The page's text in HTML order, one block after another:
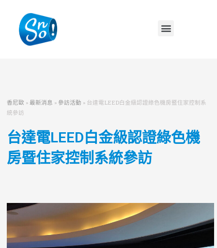
香尼歐 » 最新消息 » 參訪活動 » 台達電LEED白金級認證綠色機房暨住家控制系
統參訪
台達電LEED白金級認證綠色機
房暨住家控制系統參訪